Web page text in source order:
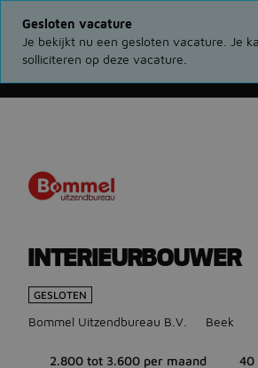
Gesloten vacature
Je bekijkt nu een gesloten vacature. Je
solliciteren op deze vacature.
INTERIEURBOUWER
GESLOTEN
Bommel Uitzendbureau B.V. Beek
2.800 tot 3.600 per maand
40